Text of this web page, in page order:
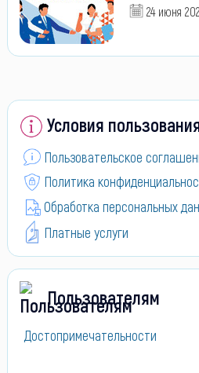
24 июня
Условия
Пользовательское
Политика
Обработка персональных
Платные услуги
Пользователям
Достопримечательности